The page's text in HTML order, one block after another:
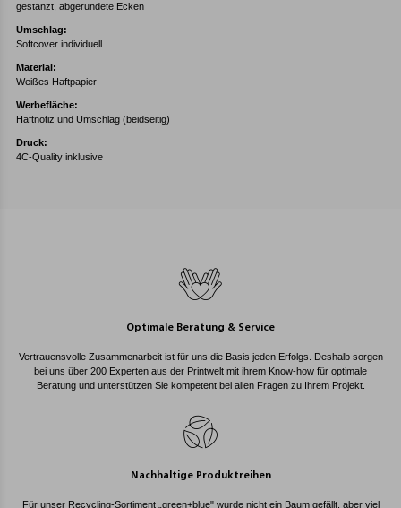
gestanzt, abgerundete Ecken
Umschlag:
Softcover individuell
Material:
Weißes Haftpapier
Werbefläche:
Haftnotiz und Umschlag (beidseitig)
Druck:
4C-Quality inklusive
Optimale Beratung & Service
Vertrauensvolle Zusammenarbeit ist für uns die Basis jeden Erfolgs. Deshalb sorgen
bei uns über 200 Experten aus der Printwelt mit ihrem Know-how für optimale
Beratung und unterstützen Sie kompetent bei allen Fragen zu Ihrem Projekt.
Nachhaltige Produktreihen
Für unser Recycling-Sortiment „green+blue" wurde nicht ein Baum gefällt, aber viel